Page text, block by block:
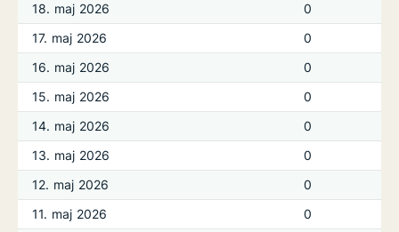
18. maj 2026
0
17. maj 2026
0
16. maj 2026
0
15. maj 2026
0
14. maj 2026
0
13. maj 2026
0
12. maj 2026
0
11. maj 2026
0